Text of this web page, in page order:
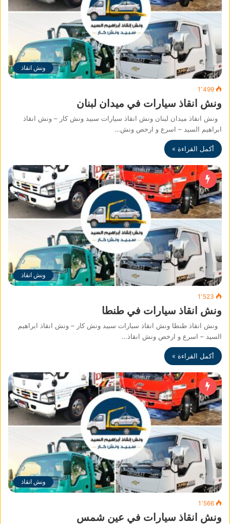
ونش انقاذ
1٬499
ونش انقاذ سيارات في ميدان لبنان
ونش انقاذ ميدان لبنان ونش انقاذ سيارات سبيد ونش كار – ونش انقاذ
ابراهيم السيد – اسرع و ارخص ونش…
أكمل القراءة »
ونش انقاذ
1٬523
ونش انقاذ سيارات في طنطا
ونش انقاذ طنطا ونش انقاذ سيارات سبيد ونش كار – ونش انقاذ ابراهيم
السيد – اسرع و ارخص ونش انقاذ…
أكمل القراءة »
ونش انقاذ
1٬566
ونش انقاذ سيارات في عين شمس